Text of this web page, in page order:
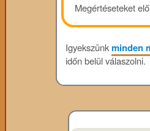
Megértéseteket
Igyekszünkminden
időn belül válaszolni.